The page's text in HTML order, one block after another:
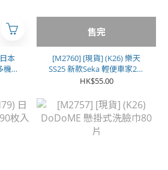
本
機能
粉
售完
[M2760] [現貨] (K26) 樂天
SS25 新款Seka 輕便車家2用
吸塵機
HK$55.00